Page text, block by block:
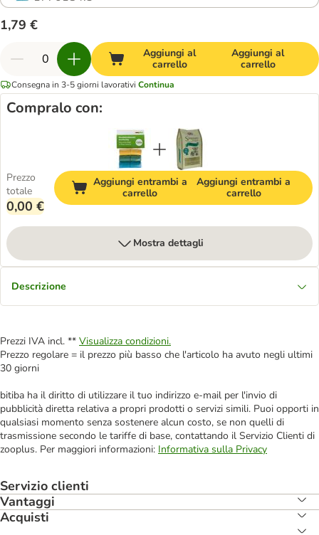
1,79 €
Aggiungi al
carrello
Aggiungi al
carrello
Consegna in 3-5 giorni lavorativi Continua
Compralo con:
Prezzo
totale
0,00 €
Aggiungi entrambi a
carrello
Aggiungi entrambi a
carrello
Mostra dettagli
Descrizione
Prezzi IVA incl. ** Visualizza condizioni.
Prezzo regolare = il prezzo più basso che l'articolo ha avuto negli ultimi
30 giorni
bitiba ha il diritto di utilizzare il tuo indirizzo e-mail per l'invio di
pubblicità diretta relativa a propri prodotti o servizi simili. Puoi opporti in
qualsiasi momento senza sostenere alcun costo, se non quelli di
trasmissione secondo le tariffe di base, contattando il Servizio Clienti di
zooplus. Per maggiori informazioni: Informativa sulla Privacy
Servizio clienti
Vantaggi
Acquisti